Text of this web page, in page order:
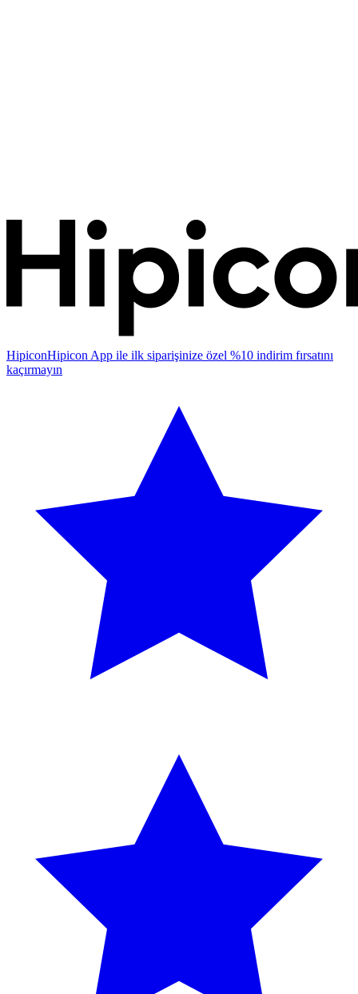
HipiconHipicon App ile ilk siparişinize özel %10 indirim fırsatını
kaçırmayın